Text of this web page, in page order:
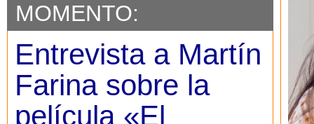
MOMENTO:
Entrevista a Martín
Farina sobre la
película «El